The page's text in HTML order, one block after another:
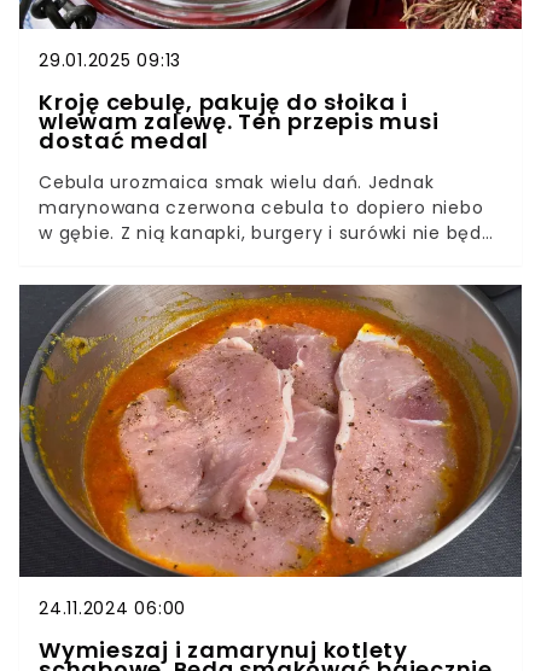
29.01.2025 09:13
Kroję cebulę, pakuję do słoika i
wlewam zalewę. Ten przepis musi
dostać medal
Cebula urozmaica smak wielu dań. Jednak
marynowana czerwona cebula to dopiero niebo
w gębie. Z nią kanapki, burgery i surówki nie będą
i błyskawiczny.
24.11.2024 06:00
Wymieszaj i zamarynuj kotlety